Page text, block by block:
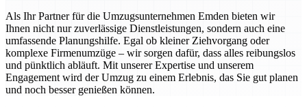
Als Ihr Partner für die Umzugsunternehmen Emden bieten wir
Ihnen nicht nur zuverlässige Dienstleistungen, sondern auch eine
umfassende Planungshilfe. Egal ob kleiner Ziehvorgang oder
komplexe Firmenumzüge – wir sorgen dafür, dass alles reibungslos
und pünktlich abläuft. Mit unserer Expertise und unserem
Engagement wird der Umzug zu einem Erlebnis, das Sie gut planen
und noch besser genießen können.